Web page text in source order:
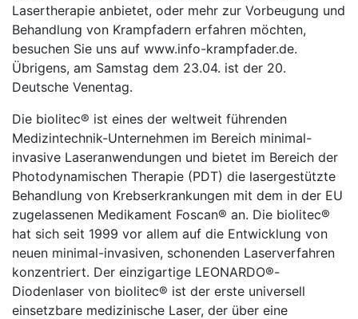
Lasertherapie anbietet, oder mehr zur Vorbeugung und
Behandlung von Krampfadern erfahren möchten,
besuchen Sie uns auf www.info-krampfader.de.
Übrigens, am Samstag dem 23.04. ist der 20.
Deutsche Venentag.
Die biolitec® ist eines der weltweit führenden
Medizintechnik-Unternehmen im Bereich minimal-
invasive Laseranwendungen und bietet im Bereich der
Photodynamischen Therapie (PDT) die lasergestützte
Behandlung von Krebserkrankungen mit dem in der EU
zugelassenen Medikament Foscan® an. Die biolitec®
hat sich seit 1999 vor allem auf die Entwicklung von
neuen minimal-invasiven, schonenden Laserverfahren
konzentriert. Der einzigartige LEONARDO®-
Diodenlaser von biolitec® ist der erste universell
einsetzbare medizinische Laser, der über eine